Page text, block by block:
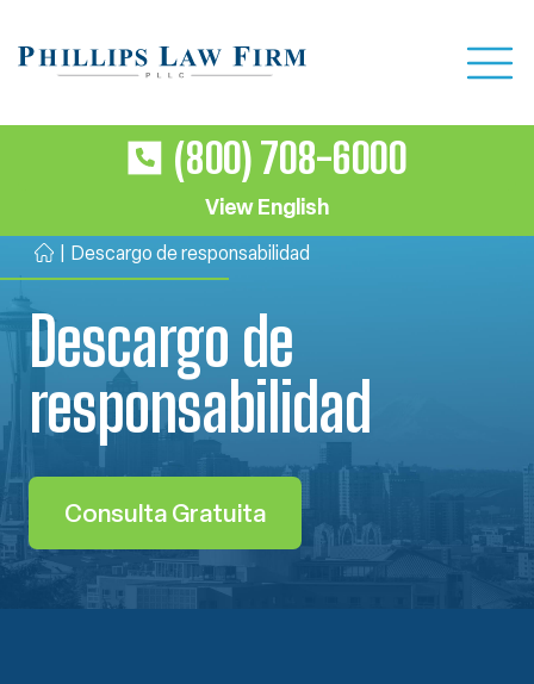
(800) 708-6000
View English
Ini
ci
o
Descargo de responsabilidad
Descargo de
responsabilidad
Consulta Gratuita